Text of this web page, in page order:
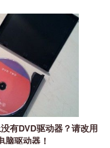
有DVD驱动器？请改用
脑驱动器！